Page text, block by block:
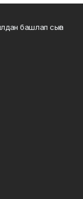
башлап сыға